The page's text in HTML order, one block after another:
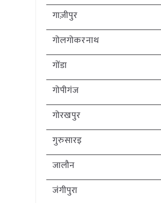
गाज़ीपुर
गोलगोकरनाथ
गोंडा
गोपीगंज
गोरखपुर
गुरुसारइ
जालौन
जंगीपुरा